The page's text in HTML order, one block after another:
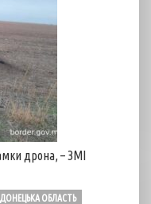
дрона, – ЗМІ
ДОНЕЦЬКА ОБЛАСТЬ